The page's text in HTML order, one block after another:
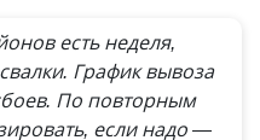
есть неделя,
График вывоза
По повторным
если надо —